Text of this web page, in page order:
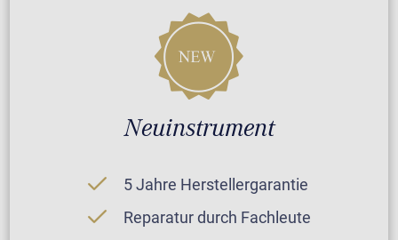
Neuinstrument
5 Jahre Herstellergarantie
Reparatur durch Fachleute